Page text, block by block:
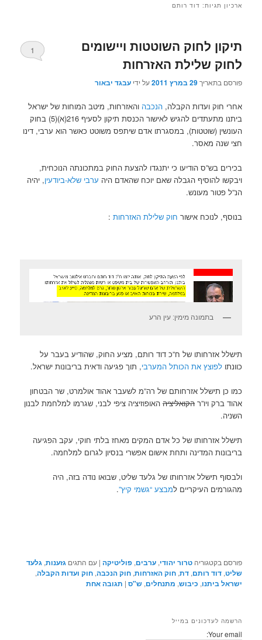
ארכיון תגיות: דוד רותם
תיקון לחוק השוטטות ויישומים
לחוק שלילת האזרחות
פורסם בתאריך29 במרץ 2011 על ידיעבגד יבאור
1
אחרי חוק ועדות הקבלה,הנכבה והאזרחות, מיטב המוחות של ישראל
ביתנו מתעתדים להגיש לאישור הכנסת תיקון לסעיף 216(א)(5) בחוק
העונשין (שוטטות), במסגרתו אדם שיתפס משוטט כאשר הוא ערבי, דינו
חצי שנה מאסר.
בכירים בש”ס הודיעו כי יתנגדו להצעת החוק במתכונתה הנוכחית,
ויבקשו להוסיף הגבלה שאם יוכח שהאדם היה ערבי שלא-ביודעין, יהיה
הנ”ל פטור מעונש.
בנוסף, לנוכח אישור חוק שלילת האזרחות :
בתמונה מימין: עין הרע
תישלל אזרחותו של ח”כ דוד רותם, מציע החוק, שהודיע בעבר על
כוונתולפוצץ את הכותל המערבי, תוך פגיעה ודאית בריבונות ישראל.
כמו כן תישלל אזרחותם של רה”מ לשעבר אהוד אולמרט, שר הבטחון
אהוד ברק ויו”רהקואליציה האופוזיציה ציפי לבני, שגרמו למלחמת לבנון
השניה.
תישלל אזרחותו של כל אדם המקים מאחז בלתי חוקי, עקב הפגיעה
בריבונות המדינה ותחת אישום אפשרי בנסיון לגרום למלחמה.
ולבסוף תישלל אזרחותו של גלעד שליט, שבואו נודה בזה, היה
מהגורמים העיקריים למבצע “גשמי קיץ”.
פורסם בקטגוריה טרור יהודי,ערבים,פוליטיקה |עם התגים גזענות, גלעד
שליט,דוד רותם,דת,חוק האזרחות,חוק הנכבה,חוק ועדות הקבלה,
ישראל ביתנו, כיבוש, מתנחלים,ש"ס | תגובהאחת
הרשמה לעדכונים במייל
Your email: